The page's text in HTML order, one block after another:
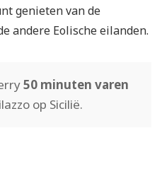
genieten van de
andere Eolische eilanden.
50 minuten varen
op Sicilië.